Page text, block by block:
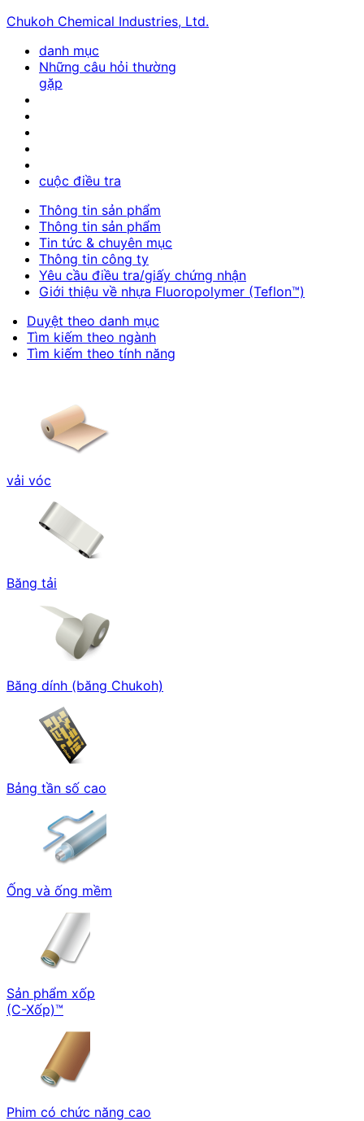
Chukoh Chemical Industries, Ltd.
danh mục
Những câu hỏi thường
gặp
cuộc điều tra
Thông tin sản phẩm
Thông tin sản phẩm
Tin tức & chuyên mục
Thông tin công ty
Yêu cầu điều tra/giấy chứng nhận
Giới thiệu về nhựa Fluoropolymer (Teflon™)
Duyệt theo danh mục
Tìm kiếm theo ngành
Tìm kiếm theo tính năng
vải vóc
Băng tải
Băng dính (băng Chukoh)
Bảng tần số cao
Ống và ống mềm
Sản phẩm xốp
(C-Xốp)™
Phim có chức năng cao